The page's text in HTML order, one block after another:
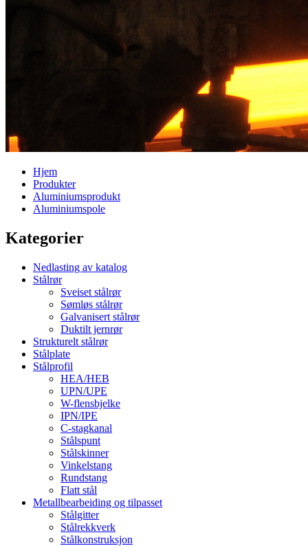
Hjem
Produkter
Aluminiumsprodukt
Aluminiumspole
Kategorier
Nedlasting av katalog
Stålrør
Sveiset stålrør
Sømløs stålrør
Galvanisert stålrør
Duktilt jernrør
Strukturelt stålrør
Stålplate
Stålprofil
HEA/HEB
UPN/UPE
W-flensbjelke
IPN/IPE
C-stagkanal
Stålspunt
Stålskinner
Vinkelstang
Rundstang
Flatt stål
Metallbearbeiding og tilpasset
Stålgitter
Stålrekkverk
Stålkonstruksjon